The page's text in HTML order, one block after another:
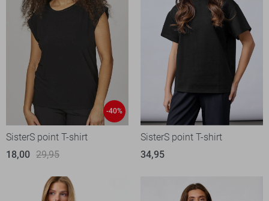
-40%
SisterS point T-shirt
18,00 29,95
SisterS point T-shirt
34,95